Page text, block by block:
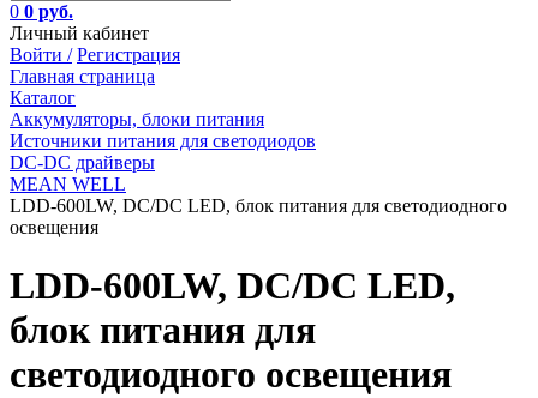
0 0 руб.
Личный кабинет
Войти / Регистрация
Главная страница
Каталог
Аккумуляторы, блоки питания
Источники питания для светодиодов
DC-DC драйверы
MEAN WELL
LDD-600LW, DC/DC LED, блок питания для светодиодного
освещения
LDD-600LW, DC/DC LED,
блок питания для
светодиодного освещения